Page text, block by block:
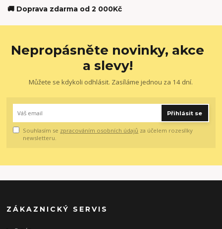
🚚 Doprava zdarma od 2 000Kč
Nepropásněte novinky, akce
a slevy!
Můžete se kdykoli odhlásit. Zasíláme jednou za 14 dní.
Přihlásit se
Souhlasím se zpracováním osobních údajů za účelem rozesílky
newsletteru.
ZÁKAZNICKÝ SERVIS